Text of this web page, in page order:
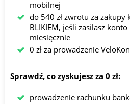
mobilnej
do 540 zł zwrotu za
BLIKIEM, jeśli zasilasz konto
miesięcznie
0 zł za prowadzenie
Sprawdź, co zyskujesz za 0 zł:
prowadzenie rachunku